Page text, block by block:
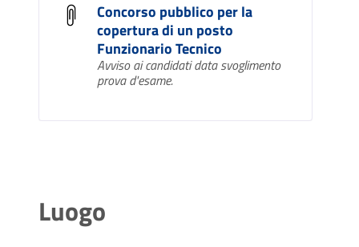
Concorso pubblico per la
copertura di un posto
Funzionario Tecnico
Avviso ai candidati data svoglimento
prova d'esame.
Luogo